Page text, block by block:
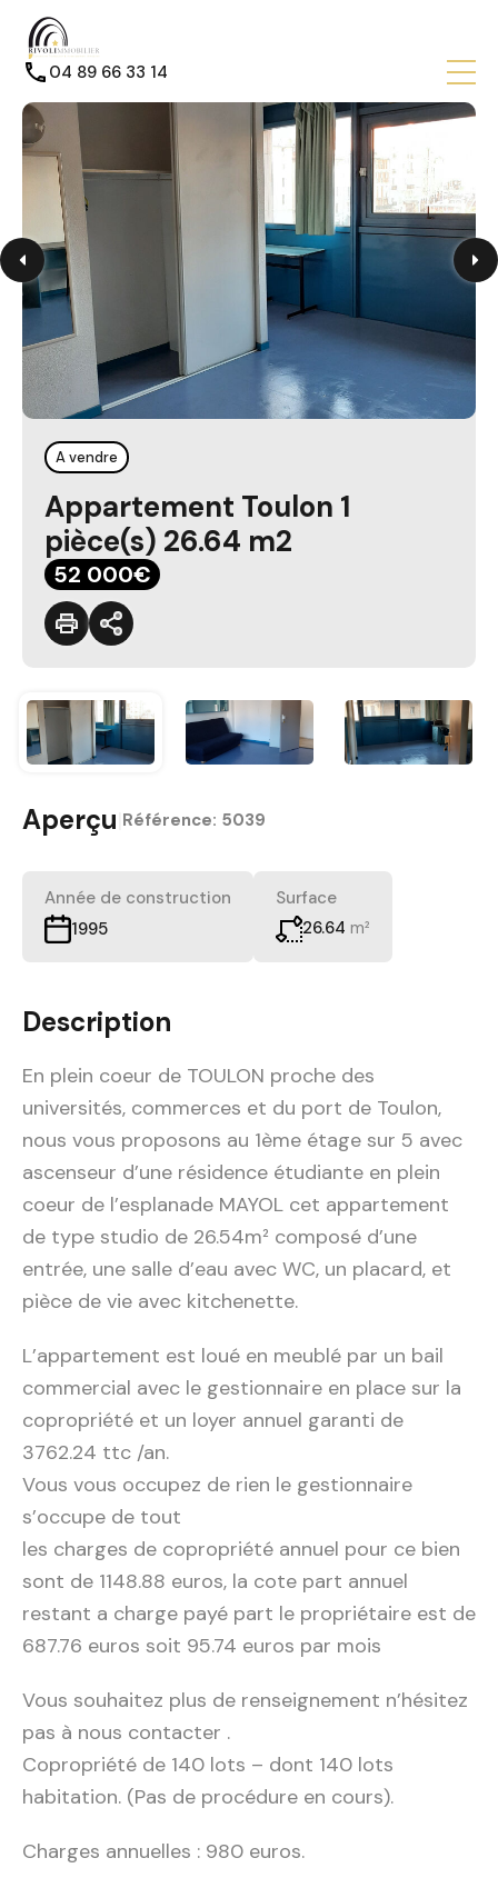
04 89 66 33 14
A vendre
Appartement Toulon 1
pièce(s) 26.64 m2
52 000€
Aperçu Référence: 5039
Année de construction
1995
Surface
26.64 m²
Description
En plein coeur de TOULON proche des
universités, commerces et du port de Toulon,
nous vous proposons au 1ème étage sur 5 avec
ascenseur d’une résidence étudiante en plein
coeur de l’esplanade MAYOL cet appartement
de type studio de 26.54m² composé d’une
entrée, une salle d’eau avec WC, un placard, et
pièce de vie avec kitchenette.
L’appartement est loué en meublé par un bail
commercial avec le gestionnaire en place sur la
copropriété et un loyer annuel garanti de
3762.24 ttc /an.
Vous vous occupez de rien le gestionnaire
s’occupe de tout
les charges de copropriété annuel pour ce bien
sont de 1148.88 euros, la cote part annuel
restant a charge payé part le propriétaire est de
687.76 euros soit 95.74 euros par mois
Vous souhaitez plus de renseignement n’hésitez
pas à nous contacter .
Copropriété de 140 lots – dont 140 lots
habitation. (Pas de procédure en cours).
Charges annuelles : 980 euros.